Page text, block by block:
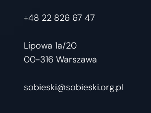
+48 22 826 67 47
Lipowa 1a/20
00-316 Warszawa
sobieski@sobieski.org.pl